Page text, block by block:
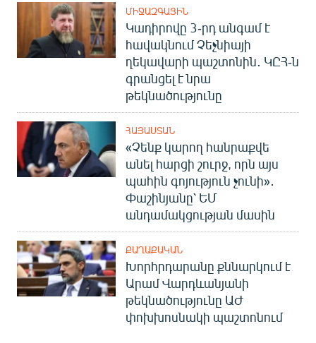
ՄԻՋԱԶԳԱՅԻՆ
Կադիրովը 3-րդ անգամ է
հավակնում Չեչնիայի
ղեկավարի պաշտոնին․ ԿԸՀ-ն
գրանցել է նրա
թեկնածությունը
ՀԱՅԱՍՏԱՆ
«Չենք կարող հանրաքվե
անել հարցի շուրջ, որն այս
պահին գոյություն չունի»․
Փաշինյանը՝ ԵՄ
անդամակցության մասին
ՔԱՂԱՔԱԿԱՆ
Խորհրդարանը քննարկում է
Արամ Վարդևանյանի
թեկնածությունը ԱԺ
փոխխոսնակի պաշտոնում